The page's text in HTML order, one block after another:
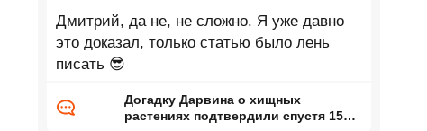
Дмитрий, да не, не сложно. Я уже давно
это доказал, только статью было лень
писать 😎
Догадку Дарвина о хищных
растениях подтвердили спустя 150